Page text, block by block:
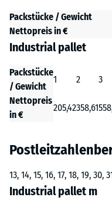
Packstücke / Gewicht
Nettopreis in €
Industrial pallet
Packstücke
/ Gewicht
1 2 3
Nettopreis
in €
205,42358,61
13, 14, 15, 16, 17, 18, 19, 30,
Industrial pallet m